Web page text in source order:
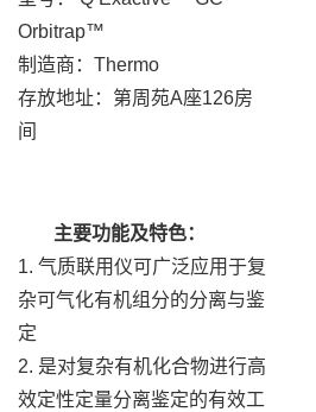
Orbitrap™
制造商：Thermo
存放地址：第周苑A座126房
间
主要功能及特色：
1. 气质联用仪可广泛应用于复
杂可气化有机组分的分离与鉴
定
2. 是对复杂有机化合物进行高
效定性定量分离鉴定的有效工